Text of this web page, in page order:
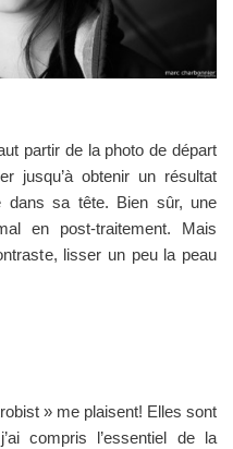
partir de la photo de départ
jusqu’à obtenir un résultat
dans sa tête. Bien sûr, une
en post-traitement. Mais
lisser un peu la peau
» me plaisent! Elles sont
compris l’essentiel de la